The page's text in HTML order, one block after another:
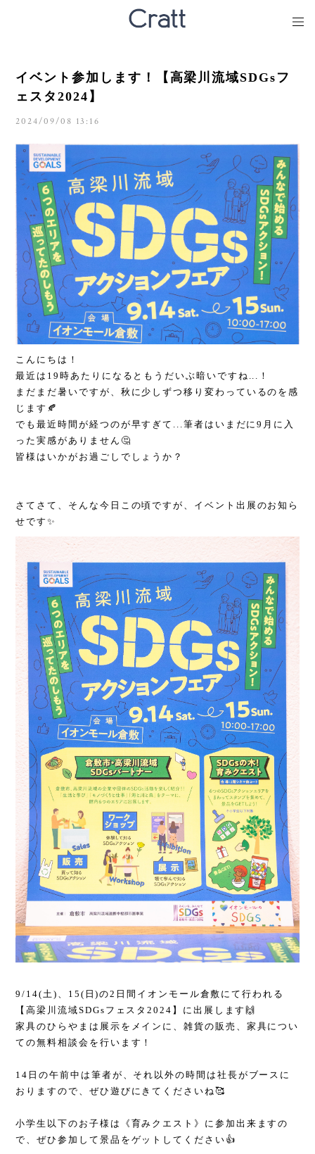
イベント参加します！【高梁川流域SDGsフ
ェスタ2024】
2024/09/08 13:16
こんにちは！
最近は19時あたりになるともうだいぶ暗いですね...！
まだまだ暑いですが、秋に少しずつ移り変わっているのを感
じます🍂
でも最近時間が経つのが早すぎて...筆者はいまだに9月に入
った実感がありません🤔
皆様はいかがお過ごしでしょうか？
さてさて、そんな今日この頃ですが、イベント出展のお知ら
せです✨
9/14(土)、15(日)の2日間イオンモール倉敷にて行われる
【高梁川流域SDGsフェスタ2024】に出展します🙌
家具のひらやまは展示をメインに、雑貨の販売、家具につい
ての無料相談会を行います！
14日の午前中は筆者が、それ以外の時間は社長がブースに
おりますので、ぜひ遊びにきてくださいね🥰
小学生以下のお子様は《育みクエスト》に参加出来ますの
で、ぜひ参加して景品をゲットしてください👍